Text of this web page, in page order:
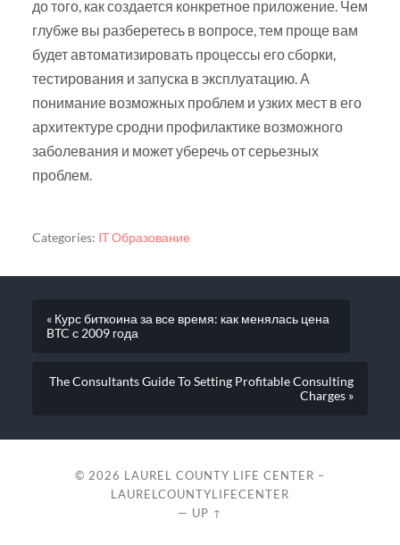
до того, как создается конкретное приложение. Чем
глубже вы разберетесь в вопросе, тем проще вам
будет автоматизировать процессы его сборки,
тестирования и запуска в эксплуатацию. А
понимание возможных проблем и узких мест в его
архитектуре сродни профилактике возможного
заболевания и может уберечь от серьезных
проблем.
Categories: IT Образование
« Курс биткоина за все время: как менялась цена
BTC с 2009 года
The Consultants Guide To Setting Profitable Consulting
Charges »
© 2026 LAUREL COUNTY LIFE CENTER –
LAURELCOUNTYLIFECENTER
— UP ↑